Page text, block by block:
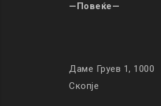
—Повеќе—
Даме Груев 1, 1000
Скопје